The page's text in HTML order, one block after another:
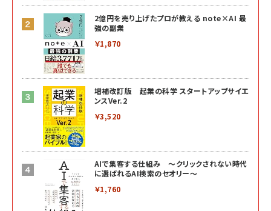
2億円を売り上げたプロが教える note×AI 最
強の副業
￥1,870
増補改訂版 起業の科学 スタートアップサイエ
ンスVer.2
￥3,520
AIで集客する仕組み ～クリックされない時代
に選ばれるAI検索のセオリー～
￥1,760